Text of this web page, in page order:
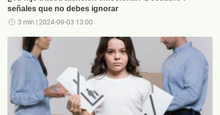
señales que no debes ignorar
3 min | 2024-09-03 13:00